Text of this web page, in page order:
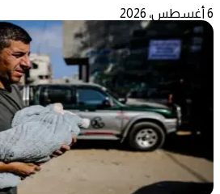
6 أغسطس، 2026